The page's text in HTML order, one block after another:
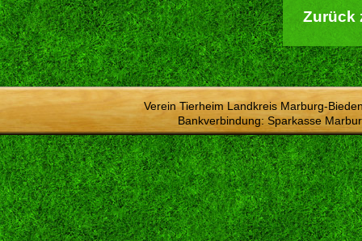
Zurück
Verein Tierheim Landkreis Marburg-
Bankverbindung: Sparkasse